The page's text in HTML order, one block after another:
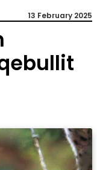
13 February 2025